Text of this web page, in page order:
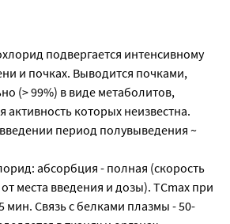
подвергается интенсивному
и почках. Выводится почками,
(> 99%) в виде метаболитов,
которых неизвестна.
период полувыведения ~
абсорбция - полная (скорость
места введения и дозы). ТСmах при
мин. Связь с белками плазмы - 50-